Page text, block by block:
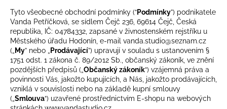
Tyto všeobecné obchodní podmínky (“Podmínky”) podnikatele
Vanda Petříčková, se sídlem Čejč 236, 69614 Čejč, Česká
republika, IČ: 04784332, zapsané v živnostenském rejstříku u
Městského úřadu Hodonín, e-mail vanda.studio@seznam.cz
(„ My” nebo „ Prodávající”) upravují v souladu s ustanovením §
1751 odst. 1 zákona č. 89/2012 Sb., občanský zákoník, ve znění
pozdějších předpisů („ Občanský zákoník“) vzájemná práva a
povinnosti Vás, jakožto kupujících, a Nás, jakožto prodávajících,
vzniklá v souvislosti nebo na základě kupní smlouvy
(„ Smlouva“) uzavřené prostřednictvím E-shopu na webových
C
o
p
o
t
ř
e
b
u